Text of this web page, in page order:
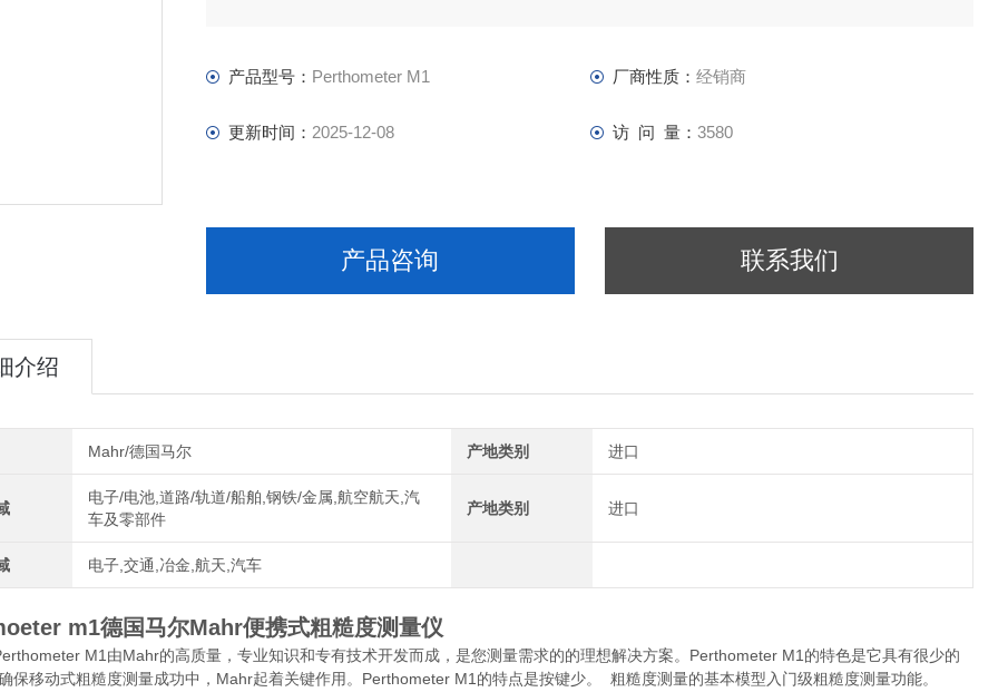
产品型号： Perthometer M1 厂商性质： 经销商
更新时间： 2025-12-08 访 问 量： 3580
产品咨询 联系我们
介绍
Mahr/德国马尔 产地类别 进口
电子/电池,道路/轨道/船舶,钢铁/金属,航空航天,汽
车及零部件
产地类别 进口
电子,交通,冶金,航天,汽车
m1德国马尔Mahr便携式粗糙度测量仪
M1由Mahr的高质量，专业知识和专有技术开发而成，是您测量需求的的理想解决方案。Perthometer M1的特色是它具有很少的
保移动式粗糙度测量成功中，Mahr起着关键作用。Perthometer M1的特点是按键少。 粗糙度测量的基本模型入门级粗糙度测量功能。